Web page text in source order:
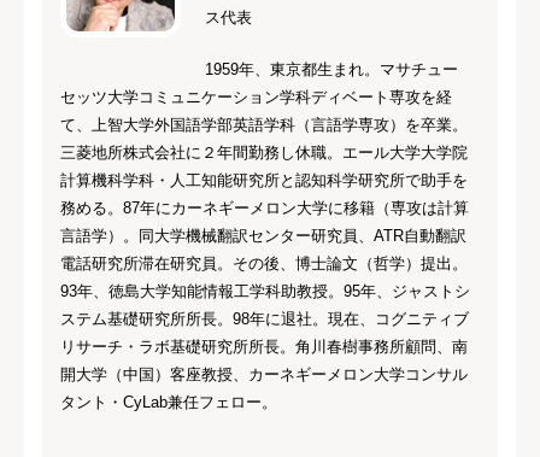
ス代表
1959年、東京都生まれ。マサチュー
セッツ大学コミュニケーション学科ディベート専攻を経
て、上智大学外国語学部英語学科（言語学専攻）を卒業。
三菱地所株式会社に２年間勤務し休職。エール大学大学院
計算機科学科・人工知能研究所と認知科学研究所で助手を
務める。87年にカーネギーメロン大学に移籍（専攻は計算
言語学）。同大学機械翻訳センター研究員、ATR自動翻訳
電話研究所滞在研究員。その後、博士論文（哲学）提出。
93年、徳島大学知能情報工学科助教授。95年、ジャストシ
ステム基礎研究所所長。98年に退社。現在、コグニティブ
リサーチ・ラボ基礎研究所所長。角川春樹事務所顧問、南
開大学（中国）客座教授、カーネギーメロン大学コンサル
タント・CyLab兼任フェロー。